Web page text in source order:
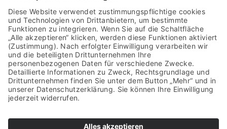
FAQ
ANFAHRT & KONTAKT
PARTNER & SPONSOREN
IMPRESSUM